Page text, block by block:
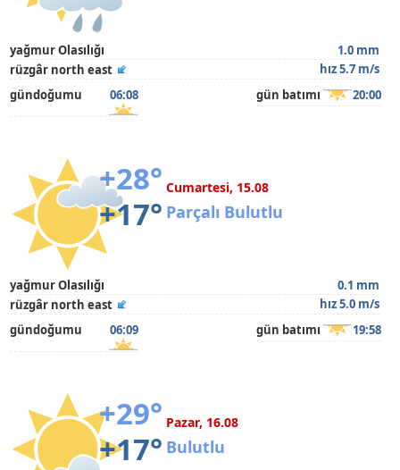
yağmur Olasılığı
1.0 mm
rüzgâr north east
hız 5.7 m/s
gündoğumu
06:08 gün batımı 20:00
+28°
+17°
Cumartesi, 15.08
Parçalı Bulutlu
yağmur Olasılığı
0.1 mm
rüzgâr north east
hız 5.0 m/s
gündoğumu
06:09 gün batımı 19:58
+29°
+17°
Pazar, 16.08
Bulutlu